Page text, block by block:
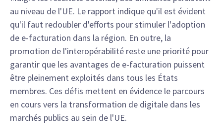
au niveau de l'UE. Le rapport indique qu'il est évident
qu'il faut redoubler d'efforts pour stimuler l'adoption
de e-facturation dans la région. En outre, la
promotion de l'interopérabilité reste une priorité pour
garantir que les avantages de e-facturation puissent
être pleinement exploités dans tous les États
membres. Ces défis mettent en évidence le parcours
en cours vers la transformation de digitale dans les
marchés publics au sein de l'UE.